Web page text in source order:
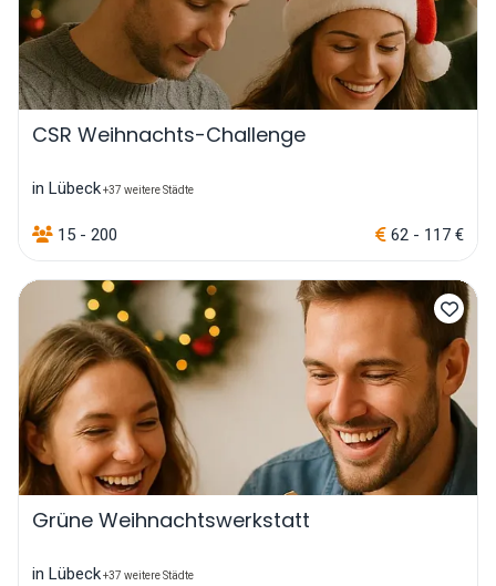
CSR Weihnachts-Challenge
in Lübeck+37 weitere Städte
15 - 200 62 - 117 €
Grüne Weihnachtswerkstatt
in Lübeck+37 weitere Städte